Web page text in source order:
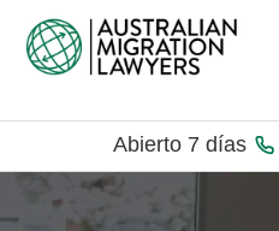
Abierto 7 días